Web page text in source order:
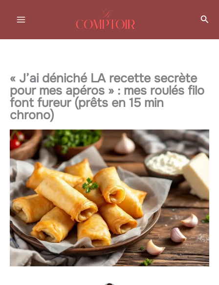
« J’ai déniché LA recette secrète
pour mes apéros » : mes roulés filo
font fureur (prêts en 15 min
chrono)